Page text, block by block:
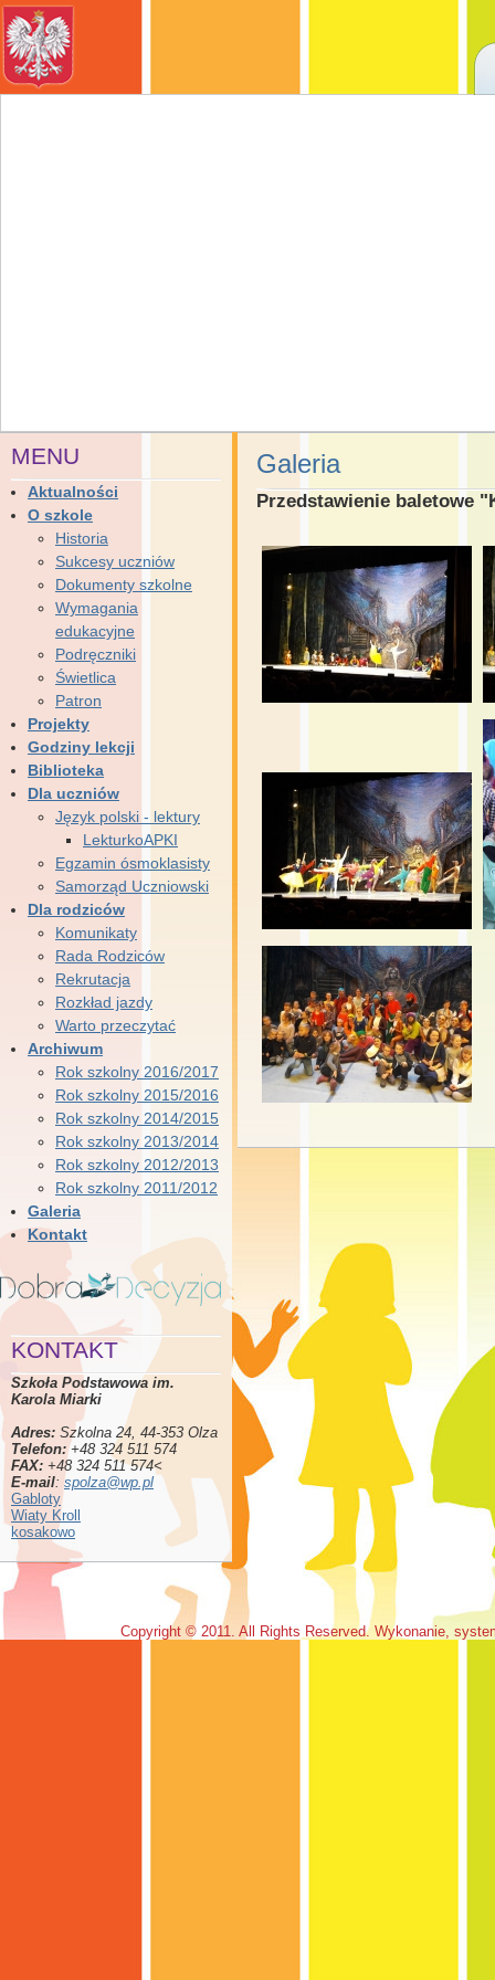
MENU
Aktualności
O szkole
Historia
Sukcesy uczniów
Dokumenty szkolne
Wymagania
edukacyjne
Podręczniki
Świetlica
Patron
Projekty
Godziny lekcji
Biblioteka
Dla uczniów
Język polski - lektury
LekturkoAPKI
Egzamin ósmoklasisty
Samorząd Uczniowski
Dla rodziców
Komunikaty
Rada Rodziców
Rekrutacja
Rozkład jazdy
Warto przeczytać
Archiwum
Rok szkolny 2016/2017
Rok szkolny 2015/2016
Rok szkolny 2014/2015
Rok szkolny 2013/2014
Rok szkolny 2012/2013
Rok szkolny 2011/2012
Galeria
Kontakt
KONTAKT
Szkoła Podstawowa im.
Karola Miarki
Adres: Szkolna 24, 44-353 Olza
Telefon:+48 324 511 574
FAX: +48 324 511 574<
E-mail: spolza@wp.pl
Gabloty
Wiaty Kroll
kosakowo
Galeria
Przedstawienie baletowe
Copyright © 2011. All Rights Reserved. Wykonanie,